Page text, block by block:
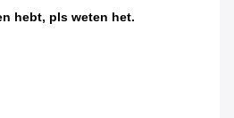
hebt, pls weten het.